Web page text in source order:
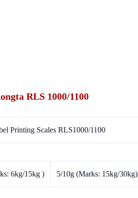
RLS 1000/1100
Printing Scales RLS1000/1100
6kg/15kg ) 5/10g (Marks: 15kg/30kg)